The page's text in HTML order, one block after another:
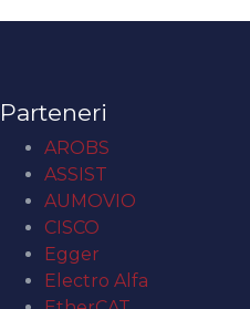
Parteneri
AROBS
ASSIST
AUMOVIO
CISCO
Egger
Electro Alfa